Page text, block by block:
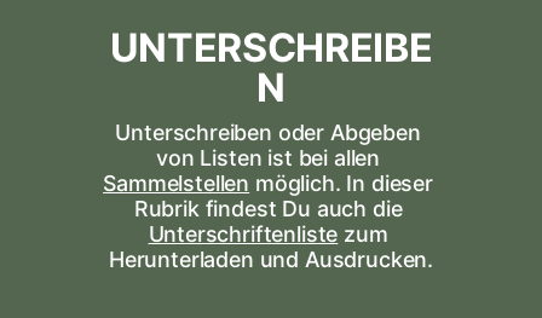
UNTERSCHREIBE
N
Unterschreiben oder Abgeben
Sammelstellen möglich. In dieser
Rubrik findest Du auch die
Unterschriftenliste zum
Herunterladen und Ausdrucken.